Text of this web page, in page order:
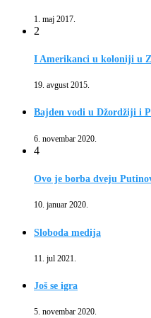
1. maj 2017.
2
I Amerikanci u koloniji u
19. avgust 2015.
Bajden vodi u Džordžiji i
6. novembar 2020.
4
Ovo je borba dveju
10. januar 2020.
Sloboda medija
11. jul 2021.
Još se igra
5. novembar 2020.